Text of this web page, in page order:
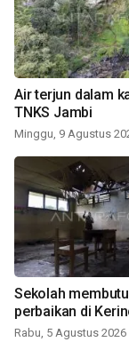
Air terjun dalam
TNKS Jambi
Minggu, 9 Agustus
Sekolah
perbaikan di
Rabu, 5 Agustus 2026